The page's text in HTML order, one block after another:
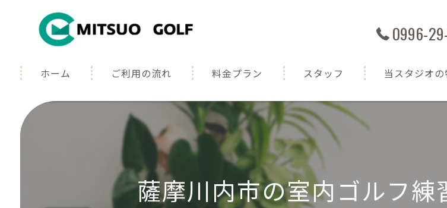
0996-
ホーム ご利用の流れ
よくある質問
料金プラン
ギャラリー
スタッフ 当スタジオ
女性
薩摩川内市の室内ゴルフ